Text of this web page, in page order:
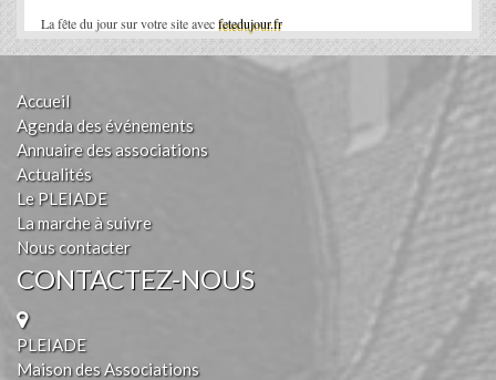
La fête du jour sur votre site avecfetedujour.fr
Accueil
Agenda des événements
Annuaire des associations
Actualités
Le PLEIADE
La marche à suivre
Nous contacter
CONTACTEZ-NOUS
PLEIADE
Maison des Associations